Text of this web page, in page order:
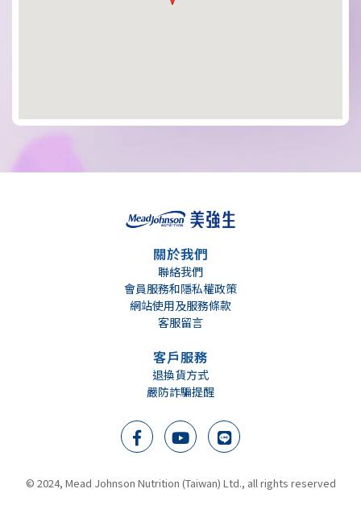
大樹藥局-文山景美店
台北市士林區士東路91巷3號
大樹藥局-中山吉林店
台北市中山區吉林路371號
大樹藥局-松山民生店
台北市松山區民生東路五段107號
大樹藥局-內湖文德店
台北市內湖區文德路102號
大樹藥局-內湖康雲店
關於我們
聯絡我們
會員服務和隱私權政策
網站使用及服務條款
客服留言
客戶服務
退換貨方式
嚴防詐騙提醒
© 2024, Mead Johnson Nutrition (Taiwan) Ltd., all rights reserved